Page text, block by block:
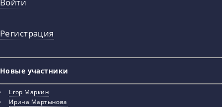
Регистрация
Новые участники
Егор Маркин
Ирина Мартынова